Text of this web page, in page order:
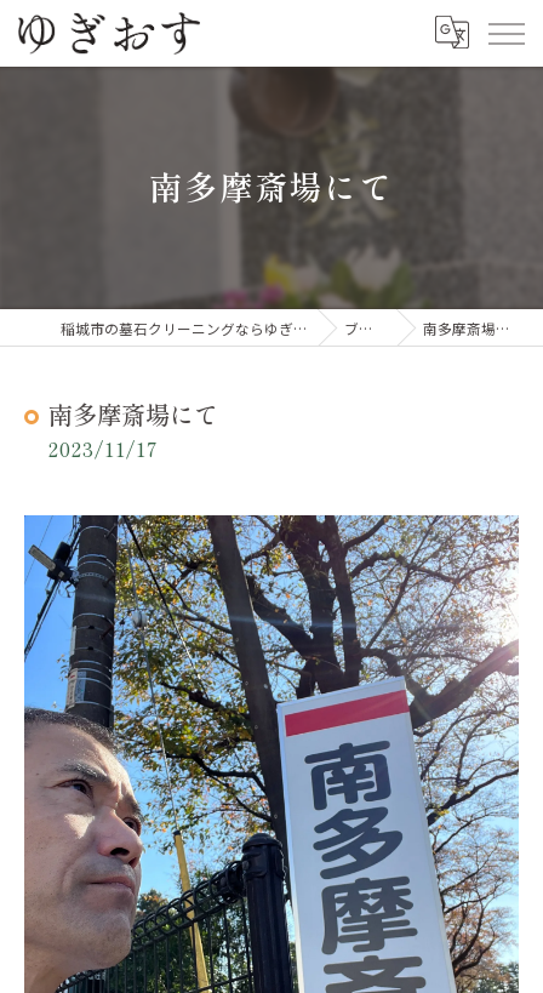
南多摩斎場にて
稲城市の墓石クリーニングならゆぎおす ブログ 南多摩斎場にて
南多摩斎場にて
2023/11/17